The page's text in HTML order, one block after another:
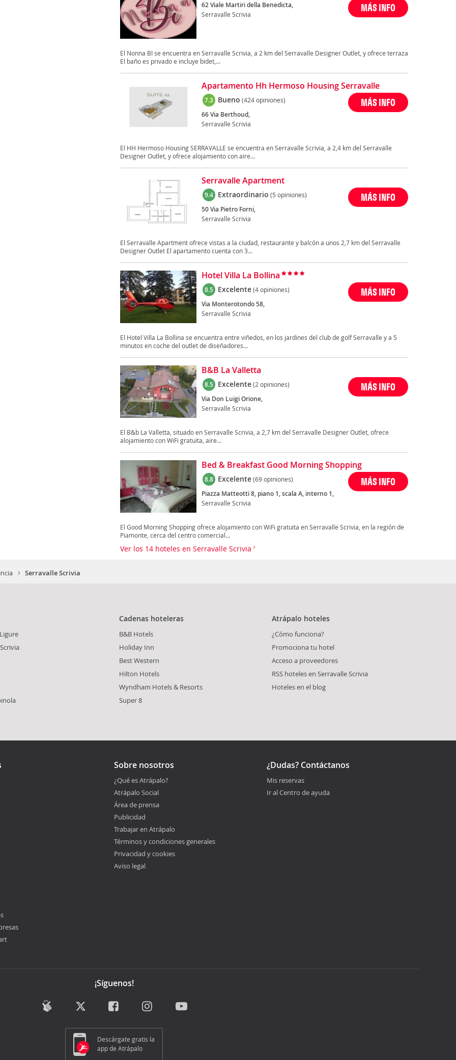
62 Viale Martiri della Benedicta,
Serravalle Scrivia
MÁS INFO
El Nonna BI se encuentra en Serravalle Scrivia, a 2 km del Serravalle Designer Outlet, y ofrece terraza
El baño es privado e incluye bidet,...
Apartamento Hh Hermoso Housing Serravalle
7.3 Bueno (424 opiniones)
66 Via Berthoud,
Serravalle Scrivia
MÁS INFO
El HH Hermoso Housing SERRAVALLE se encuentra en Serravalle Scrivia, a 2,4 km del Serravalle
Designer Outlet, y ofrece alojamiento con aire...
Serravalle Apartment
9.4 Extraordinario (5 opiniones)
50 Via Pietro Forni,
Serravalle Scrivia
MÁS INFO
El Serravalle Apartment ofrece vistas a la ciudad, restaurante y balcón a unos 2,7 km del Serravalle
Designer Outlet El apartamento cuenta con 3...
Hotel Villa La Bollina
8.5 Excelente(4 opiniones)
Via Monterotondo 58,
Serravalle Scrivia
MÁS INFO
El Hotel Villa La Bollina se encuentra entre viñedos, en los jardines del club de golf Serravalle y a 5
minutos en coche del outlet de diseñadores...
B&B La Valletta
8.5 Excelente(2 opiniones)
Via Don Luigi Orione,
Serravalle Scrivia
MÁS INFO
El B&b La Valletta, situado en Serravalle Scrivia, a 2,7 km del Serravalle Designer Outlet, ofrece
alojamiento con WiFi gratuita, aire...
Bed & Breakfast Good Morning Shopping
8.8 Excelente(69 opiniones)
Piazza Matteotti 8, piano 1, scala A, interno 1,
Serravalle Scrivia
MÁS INFO
El Good Morning Shopping ofrece alojamiento con WiFi gratuita en Serravalle Scrivia, en la región de
Piamonte, cerca del centro comercial...
Ver los 14 hoteles en Serravalle Scrivia
Serravalle Scrivia
Cadenas hoteleras
B&B Hotels
Holiday Inn
Best Western
Hilton Hotels
Wyndham Hotels & Resorts
Super 8
Atrápalo hoteles
¿Cómo funciona?
Promociona tu hotel
Acceso a proveedores
RSS hoteles en Serravalle Scrivia
Hoteles en el blog
Sobre nosotros
¿Qué es Atrápalo?
Atrápalo Social
Área de prensa
Publicidad
Trabajar en Atrápalo
Términos y condiciones generales
Privacidad y cookies
Aviso legal
¿Dudas? Contáctanos
Mis reservas
Ir al Centro de ayuda
¡Síguenos!
Descárgate gratis la
app de Atrápalo